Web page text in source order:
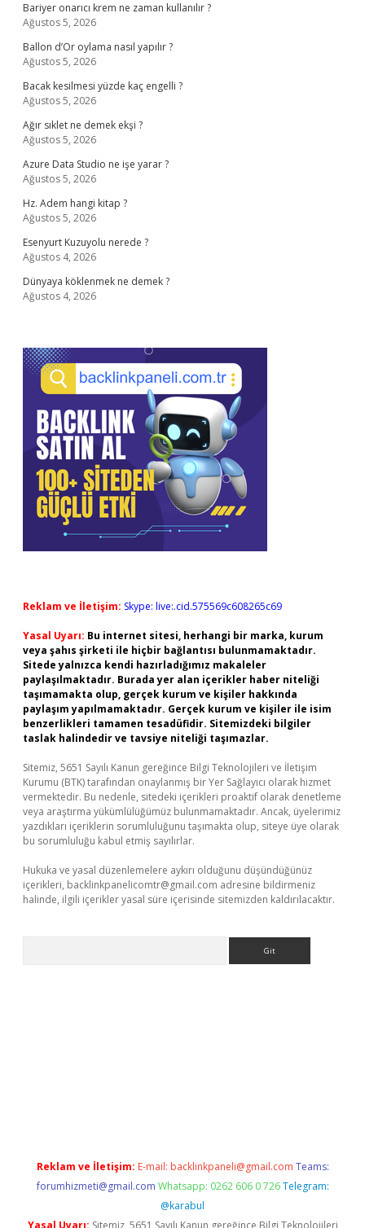
Bariyer onarıcı krem ne zaman kullanılır ?
Ağustos 5, 2026
Ballon d’Or oylama nasıl yapılır ?
Ağustos 5, 2026
Bacak kesilmesi yüzde kaç engelli ?
Ağustos 5, 2026
Ağır sıklet ne demek ekşi ?
Ağustos 5, 2026
Azure Data Studio ne işe yarar ?
Ağustos 5, 2026
Hz. Adem hangi kitap ?
Ağustos 5, 2026
Esenyurt Kuzuyolu nerede ?
Ağustos 4, 2026
Dünyaya köklenmek ne demek ?
Ağustos 4, 2026
Reklam ve İletişim: Skype: live:.cid.575569c608265c69
Yasal Uyarı: Bu internet sitesi, herhangi bir marka, kurum
veya şahıs şirketi ile hiçbir bağlantısı bulunmamaktadır.
Sitede yalnızca kendi hazırladığımız makaleler
paylaşılmaktadır. Burada yer alan içerikler haber niteliği
taşımamakta olup, gerçek kurum ve kişiler hakkında
paylaşım yapılmamaktadır. Gerçek kurum ve kişiler ile isim
benzerlikleri tamamen tesadüfidir. Sitemizdeki bilgiler
taslak halindedir ve tavsiye niteliği taşımazlar.
Sitemiz, 5651 Sayılı Kanun gereğince Bilgi Teknolojileri ve İletişim
Kurumu (BTK) tarafından onaylanmış bir Yer Sağlayıcı olarak hizmet
vermektedir. Bu nedenle, sitedeki içerikleri proaktif olarak denetleme
veya araştırma yükümlülüğümüz bulunmamaktadır. Ancak, üyelerimiz
yazdıkları içeriklerin sorumluluğunu taşımakta olup, siteye üye olarak
bu sorumluluğu kabul etmiş sayılırlar.
Hukuka ve yasal düzenlemelere aykırı olduğunu düşündüğünüz
içerikleri, backlinkpanelicomtr@gmail.com adresine bildirmeniz
halinde, ilgili içerikler yasal süre içerisinde sitemizden kaldırılacaktır.
Reklam ve İletişim: E-mail: backlinkpaneli@gmail.com Teams:
forumhizmeti@gmail.com Whatsapp: 0262 606 0 726 Telegram:
@karabul
Yasal Uyarı: Sitemiz, 5651 Sayılı Kanun gereğince Bilgi Teknolojileri